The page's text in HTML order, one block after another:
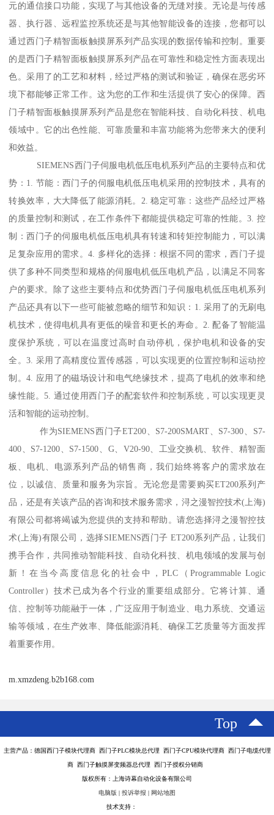
元的通信接口功能，实现了与其他设备的无缝对接。无论是与传感
器、执行器、远程监控系统还是与其他智能设备的连接，您都可以
通过西门子精智面板触摸屏系列产品实现的数据传输和控制。重要
的是西门子精智面板触摸屏系列产品在可靠性和稳定性方面表现出
色。采用了的工艺和材料，经过严格的测试和验证，确保在恶劣环
境下都能够正常工作。这为您的工作和生活提供了安心的保障。西
门子精智面板触摸屏系列产品是您在智能科技、自动化科技、机电
领域中。它的出色性能、可靠质量和丰富功能将为您带来大的便利
和效益。
SIEMENS西门子伺服电机低压电机系列产品的主要特点和优
势：1. 节能：西门子的伺服电机低压电机采用的控制技术，具有的
转换效率，大大降低了能源消耗。2. 稳定可靠：这些产品经过严格
的质量控制和测试，在工作条件下都能提供稳定可靠的性能。3. 控
制：西门子的伺服电机低压电机具有转速和转矩控制能力，可以满
足复杂应用的需求。4. 多样化的选择：根据不同的需求，西门子提
供了多种不同类型和规格的伺服电机低压电机产品，以满足不同客
户的要求。除了这些主要特点和优势西门子伺服电机低压电机系列
产品还具有以下一些可能被忽略的细节和知识：1. 采用了的无刷电
机技术，使得电机具有更低的噪音和更长的寿命。2. 配备了智能温
度保护系统，可以在温度过高时自动停机，保护电机和设备的安
全。3. 采用了高精度位置传感器，可以实现更的位置控制和运动控
制。4. 应用了的磁场设计和电气绝缘技术，提髙了电机的效率和绝
缘性能。5. 通过使用西门子的配套软件和控制系统，可以实现更灵
活和智能的运动控制。
作为SIEMENS西门子ET200、S7-200SMART、S7-300、S7-
400、S7-1200、S7-1500、G、V20-90、工业交换机、软件、精智面
板、电机、电源系列产品的销售商，我们始终将客户的需求放在
位，以诚信、质量和服务为宗旨。无论您是需要购买ET200系列产
品，还是有关该产品的咨询和技术服务需求，浔之漫智控技术(上海)
有限公司都将竭诚为您提供的支持和帮助。请您选择浔之漫智控技
术(上海)有限公司，选择SIEMENS西门子 ET200系列产品，让我们
携手合作，共同推动智能科技、自动化科技、机电领域的发展与创
新！在当今高度信息化的社会中，PLC（Programmable Logic
Controller）技术已成为各个行业的重要组成部分。它将计算、通
信、控制等功能融于一体，广泛应用于制造业、电力系统、交通运
输等领域，在生产效率、降低能源消耗、确保工艺质量等方面发挥
着重要作用。
m.xmzdeng.b2b168.com
Top
主营产品：德国西门子模块代理商 西门子PLC模块总代理 西门子CPU模块代理商 西门子电缆代理
商 西门子触摸屏变频器总代理 西门子授权分销商
版权所有：上海诗幕自动化设备有限公司
电脑版 | 投诉举报 | 网站地图
技术支持：